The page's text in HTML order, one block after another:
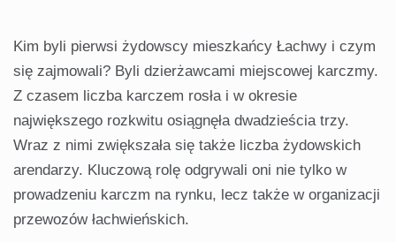
Kim byli pierwsi żydowscy mieszkańcy Łachwy i czym
się zajmowali? Byli dzierżawcami miejscowej karczmy.
Z czasem liczba karczem rosła i w okresie
największego rozkwitu osiągnęła dwadzieścia trzy.
Wraz z nimi zwiększała się także liczba żydowskich
arendarzy. Kluczową rolę odgrywali oni nie tylko w
prowadzeniu karczm na rynku, lecz także w organizacji
przewozów łachwieńskich.